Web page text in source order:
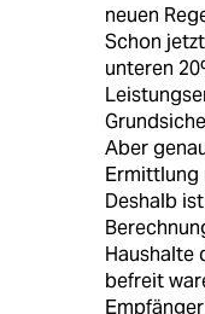
neuen
Schon
unteren
Aber
Ermittlung
Deshalb
Haushalte
befreit